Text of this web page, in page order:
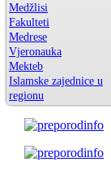
Medžlisi
Fakulteti
Medrese
Vjeronauka
Mekteb
Islamske zajednice u
regionu